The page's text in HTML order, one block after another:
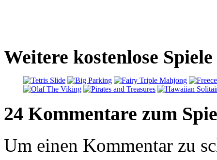
Weitere kostenlose
24 Kommentare zum
Um einen Kommentar zu